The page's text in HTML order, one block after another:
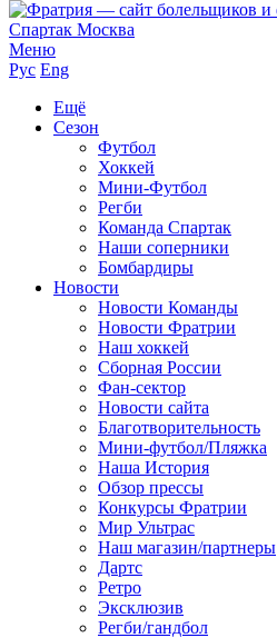
Меню
Рус Eng
Ещё
Сезон
Футбол
Хоккей
Мини-Футбол
Регби
Команда Спартак
Наши соперники
Бомбардиры
Новости
Новости Команды
Новости Фратрии
Наш хоккей
Сборная России
Фан-cектор
Новости сайта
Благотворительность
Мини-футбол/Пляжка
Наша История
Обзор прессы
Конкурсы Фратрии
Мир Ультрас
Наш магазин/партнеры
Дартс
Ретро
Эксклюзив
Регби/гандбол